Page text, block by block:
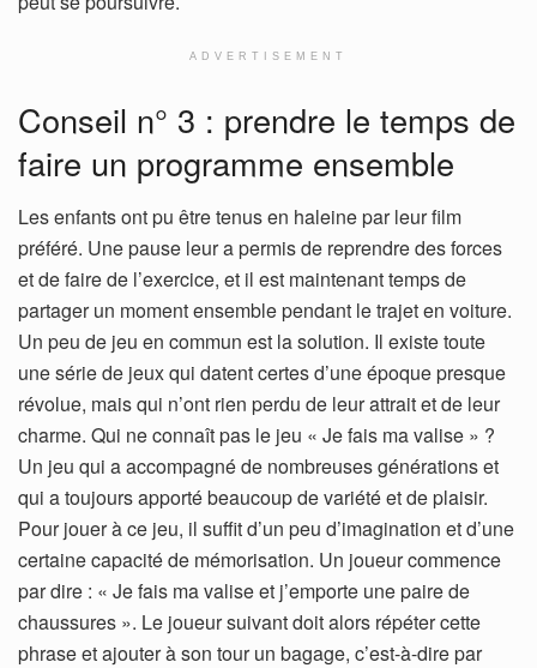
ADVERTISEMENT
Conseil n° 3 : prendre le temps de
faire un programme ensemble
Les enfants ont pu être tenus en haleine par leur film
préféré. Une pause leur a permis de reprendre des forces
et de faire de l’exercice, et il est maintenant temps de
partager un moment ensemble pendant le trajet en voiture.
Un peu de jeu en commun est la solution. Il existe toute
une série de jeux qui datent certes d’une époque presque
révolue, mais qui n’ont rien perdu de leur attrait et de leur
charme. Qui ne connaît pas le jeu « Je fais ma valise » ?
Un jeu qui a accompagné de nombreuses générations et
qui a toujours apporté beaucoup de variété et de plaisir.
Pour jouer à ce jeu, il suffit d’un peu d’imagination et d’une
certaine capacité de mémorisation. Un joueur commence
par dire : « Je fais ma valise et j’emporte une paire de
chaussures ». Le joueur suivant doit alors répéter cette
phrase et ajouter à son tour un bagage, c’est-à-dire par